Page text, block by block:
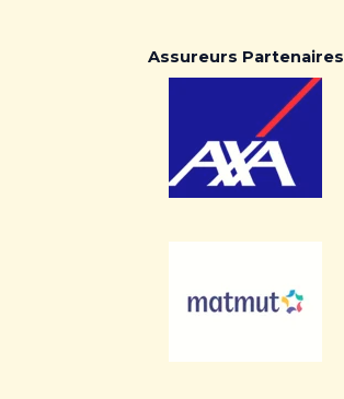
Assureurs Partenaires